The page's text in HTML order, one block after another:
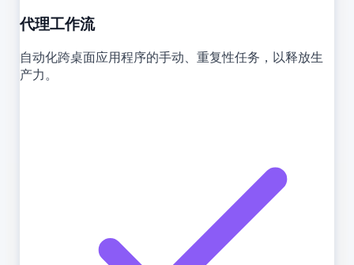
代理工作流
自动化跨桌面应用程序的手动、重复性任务，以释放生
产力。